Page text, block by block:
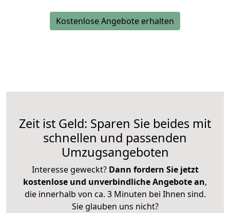
Kostenlose Angebote erhalten
Zeit ist Geld: Sparen Sie beides mit
schnellen und passenden
Umzugsangeboten
Interesse geweckt? Dann fordern Sie jetzt
kostenlose und unverbindliche Angebote an,
die innerhalb von ca. 3 Minuten bei Ihnen sind.
Sie glauben uns nicht?